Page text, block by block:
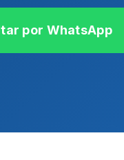
por WhatsApp